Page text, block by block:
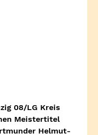
08/LG Kreis
Meistertitel
Helmut-